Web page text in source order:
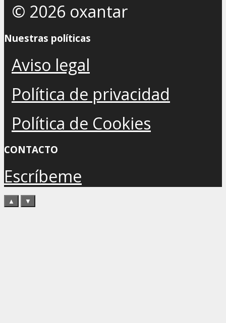
© 2026 oxantar
Nuestras políticas
Aviso legal
Política de privacidad
Política de Cookies
CONTACTO
Escríbeme
▲ ▼